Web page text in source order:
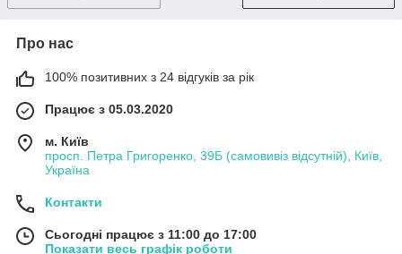
Про нас
100% позитивних з 24 відгуків за рік
Працює з 05.03.2020
м. Київ
просп. Петра Григоренко, 39Б (самовивіз відсутній), Київ,
Україна
Контакти
Сьогодні працює з 11:00 до 17:00
Показати весь графік роботи